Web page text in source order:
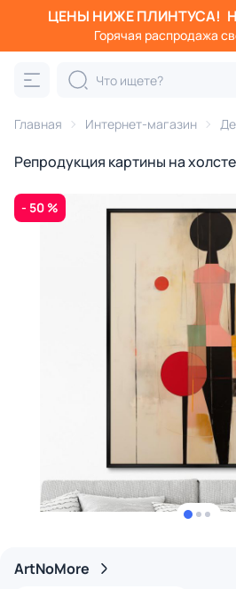
ЦЕНЫ НИЖЕ ПЛИНТУСА!
Горячая распродажа
Главная Интернет-магазин
Репродукция картины на холсте
- 50 %
ArtNoMore